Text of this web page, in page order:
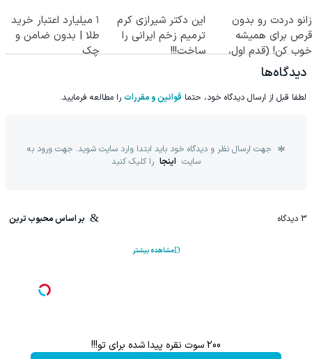
زانو دردت رو بدون
قرص برای همیشه
خوب کن! (قدم اول،
پرسش‌نامه)
این دکتر شیرازی کرم
ترمیم زخم ایرانی را
ساخت!!!
۱ میلیارد اعتبار خرید
طلا | بدون ضامن و
چک
دیدگاه‌ها
لطفا قبل از ارسال دیدگاه خود، حتما قوانین و مقررات را مطالعه فرمایید.
جهت ارسال نظر و دیدگاه خود باید ابتدا وارد سایت شوید. جهت ورود به
سایت اینجا را کلیک کنید
3 دیدگاه بر اساس محبوب ترین
مشاهده بیشتر
200 سوت نقره پیدا شده برای تو!!!